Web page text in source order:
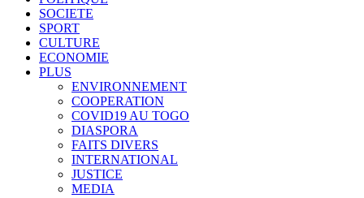
SOCIETE
SPORT
CULTURE
ECONOMIE
PLUS
ENVIRONNEMENT
COOPERATION
COVID19 AU TOGO
DIASPORA
FAITS DIVERS
INTERNATIONAL
JUSTICE
MEDIA